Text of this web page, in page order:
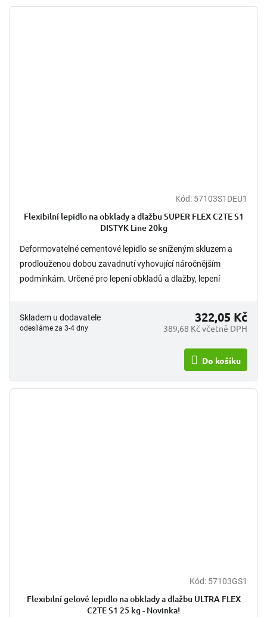
Kód: 57103S1DEU1
Flexibilní lepidlo na obklady a dlažbu SUPER FLEX C2TE S1
DISTYK Line 20kg
Deformovatelné cementové lepidlo se sníženým skluzem a
prodlouženou dobou zavadnutí vyhovující náročnějším
podmínkám. Určené pro lepení obkladů a dlažby, lepení
Skladem u dodavatele
odesíláme za 3-4 dny 389,68 Kč včetně DPH
322,05 Kč
Do košíku
Kód: 57103GS1
Flexibilní gelové lepidlo na obklady a dlažbu ULTRA FLEX
C2TE S1 25 kg - Novinka!